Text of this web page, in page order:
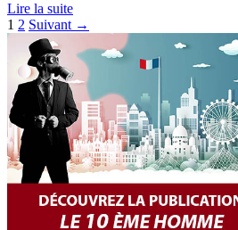
Lire la suite
Pagination
des
publications
1 2 Suivant →